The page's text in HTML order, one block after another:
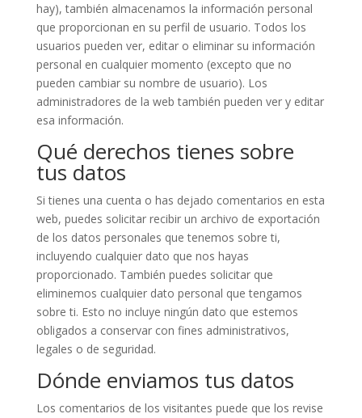
hay), también almacenamos la información personal
que proporcionan en su perfil de usuario. Todos los
usuarios pueden ver, editar o eliminar su información
personal en cualquier momento (excepto que no
pueden cambiar su nombre de usuario). Los
administradores de la web también pueden ver y editar
esa información.
Qué derechos tienes sobre
tus datos
Si tienes una cuenta o has dejado comentarios en esta
web, puedes solicitar recibir un archivo de exportación
de los datos personales que tenemos sobre ti,
incluyendo cualquier dato que nos hayas
proporcionado. También puedes solicitar que
eliminemos cualquier dato personal que tengamos
sobre ti. Esto no incluye ningún dato que estemos
obligados a conservar con fines administrativos,
legales o de seguridad.
Dónde enviamos tus datos
Los comentarios de los visitantes puede que los revise